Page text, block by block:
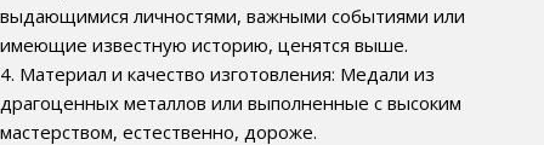
выдающимися личностями, важными событиями или
имеющие известную историю, ценятся выше.
4. Материал и качество изготовления: Медали из
драгоценных металлов или выполненные с высоким
мастерством, естественно, дороже.